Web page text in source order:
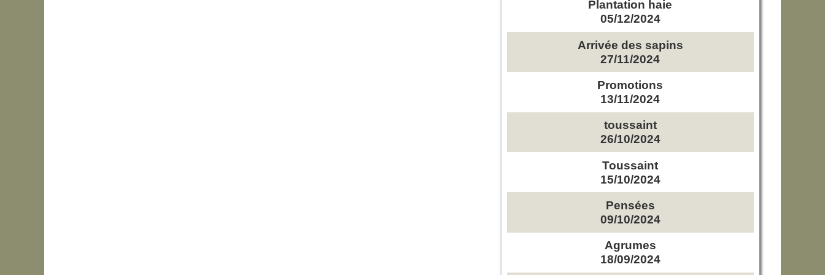
Plantation haie
05/12/2024
Arrivée des sapins
27/11/2024
Promotions
13/11/2024
toussaint
26/10/2024
Toussaint
15/10/2024
Pensées
09/10/2024
Agrumes
18/09/2024